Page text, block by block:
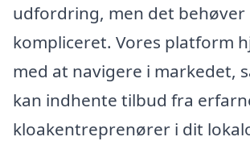
udfordring, men det
kompliceret. Vores platform
med at navigere i markedet,
kan indhente tilbud fra
kloakentreprenører i dit